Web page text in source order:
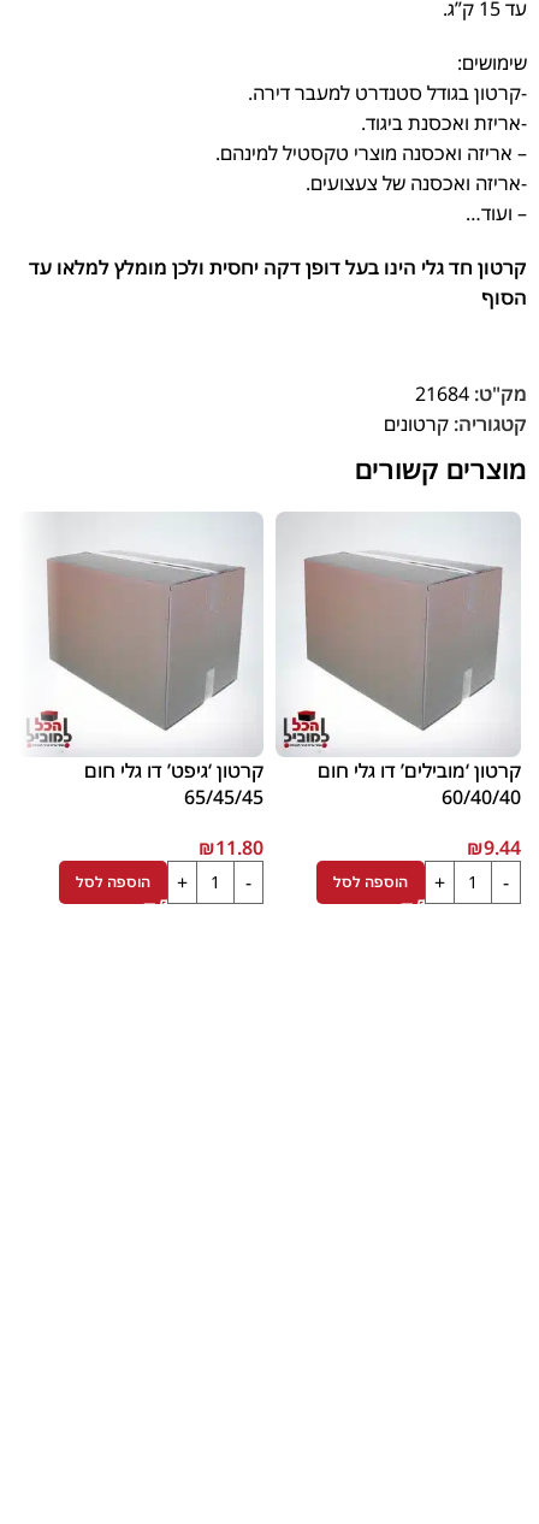
עד 15 ק”ג.
שימושים:
-קרטון בגודל סטנדרט למעבר דירה.
-אריזת ואכסנת ביגוד.
– אריזה ואכסנה מוצרי טקסטיל למינהם.
-אריזה ואכסנה של צעצועים.
– ועוד…
קרטון חד גלי הינו בעל דופן דקה יחסית ולכן מומלץ למלאו עד
הסוף
מק"ט: 21684
קטגוריה: קרטונים
מוצרים קשורים
קרטון ‘מובילים’ דו גלי חום
60/40/40
₪9.44
הוספה לסל
קרטון ‘גיפט’ דו גלי חום
65/45/45
₪11.80
הוספה לסל